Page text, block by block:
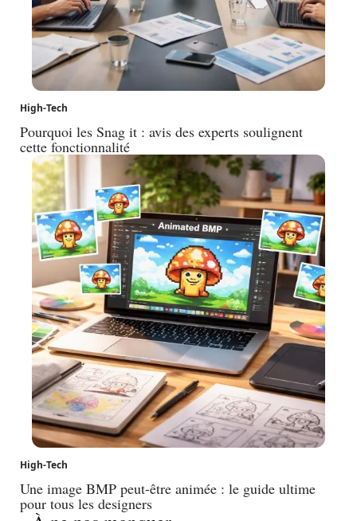
High-Tech
Pourquoi les Snag it : avis des experts soulignent
cette fonctionnalité
High-Tech
Une image BMP peut-être animée : le guide ultime
pour tous les designers